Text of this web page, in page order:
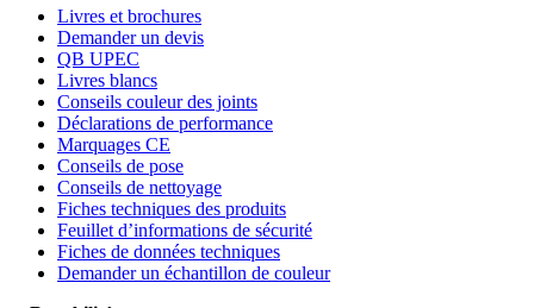
Livres et brochures
Demander un devis
QB UPEC
Livres blancs
Conseils couleur des joints
Déclarations de performance
Marquages CE
Conseils de pose
Conseils de nettoyage
Fiches techniques des produits
Feuillet d’informations de sécurité
Fiches de données techniques
Demander un échantillon de couleur